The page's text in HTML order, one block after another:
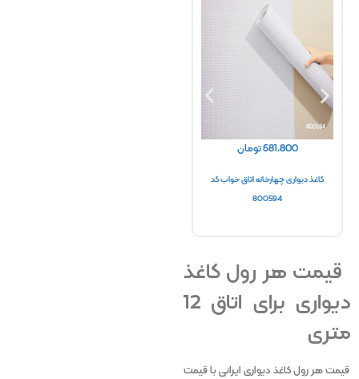
681,800تومان
کاغذ دیواری چهارخانه اتاق خواب کد
800594
قیمت هر رول کاغذ
دیواری برای اتاق 12
متری
قیمت هر رول کاغذ دیواری ایرانی با قیمت